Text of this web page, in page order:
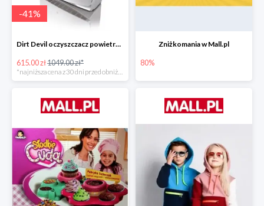
-41%
Dirt Devil oczyszczacz powietrza Pureza 350 -41%
615.00 zł1049.00 zł*
*najniższa cena z 30 dni przed obniżką
Zniżkomania w Mall.pl
80%